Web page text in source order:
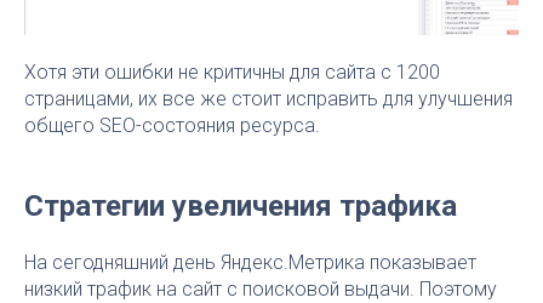
Хотя эти ошибки не критичны для сайта с 1200
страницами, их все же стоит исправить для улучшения
общего SEO-состояния ресурса.
Стратегии увеличения трафика
На сегодняшний день Яндекс.Метрика показывает
низкий трафик на сайт с поисковой выдачи. Поэтому